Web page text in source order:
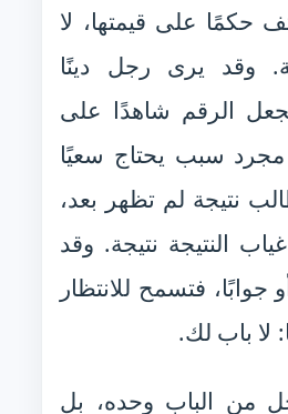
حكمًا على قيمتها، لا
وقد يرى رجل دينًا
الرقم شاهدًا على
مجرد سبب يحتاج سعيًا
نتيجة لم تظهر بعد،
النتيجة نتيجة. وقد
جوابًا، فتسمح للانتظار
لا باب لك.
من الباب وحده، بل